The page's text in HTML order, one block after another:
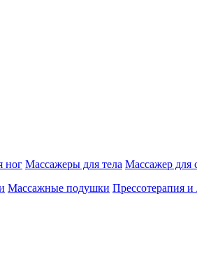
ног Массажеры для тела Массажер для
Массажные подушки Прессотерапия